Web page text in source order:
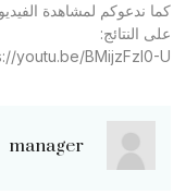
كما ندعوكم لمشاهدة
على النتائج:
youtu.be/BMijzFzl0-U
manager